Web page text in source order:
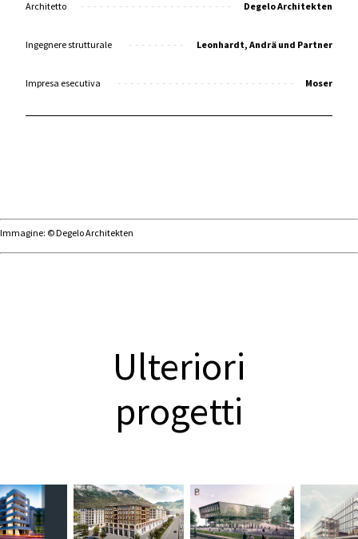
Architetto Degelo Architekten
Ingegnere strutturale Leonhardt, Andrä und Partner
Impresa esecutiva Moser
Immagine: © Degelo Architekten
Ulteriori
progetti